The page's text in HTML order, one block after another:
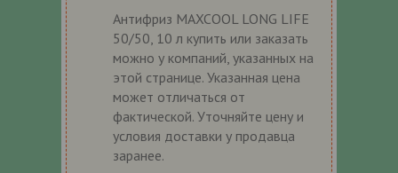
Антифриз MAXCOOL LONG LIFE
50/50, 10 л купить или заказать
можно у компаний, указанных на
этой странице. Указанная цена
может отличаться от
фактической. Уточняйте цену и
условия доставки у продавца
заранее.